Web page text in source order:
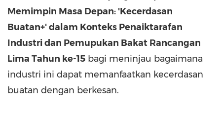
Memimpin Masa Depan: 'Kecerdasan
Buatan+' dalam Konteks Penaiktarafan
Industri dan Pemupukan Bakat Rancangan
Lima Tahun ke-15 bagi meninjau bagaimana
industri ini dapat memanfaatkan kecerdasan
buatan dengan berkesan.